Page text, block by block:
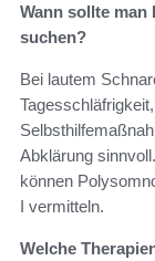
Wann sollte
suchen?
Bei lautem
Abklärung
können
I vermitteln.
Welche